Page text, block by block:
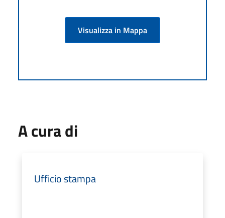
Visualizza in Mappa
A cura di
Ufficio stampa